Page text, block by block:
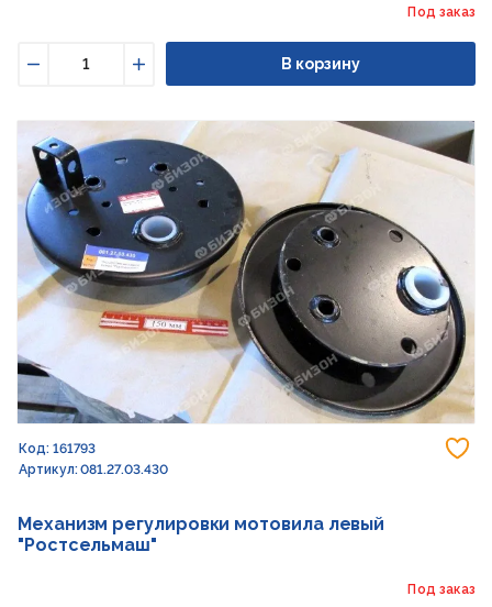
Под заказ
Увеличить
В корзину
Код: 161793
Артикул: 081.27.03.430
Механизм регулировки мотовила левый
"Ростсельмаш"
Под заказ